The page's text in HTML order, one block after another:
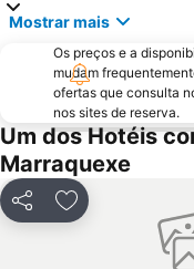
Avenue Mohammed V
Madrasa Ben Youssef
Oasiria Water Park
Belbekkar
Mostrar mais
Os preços e a
mudam
ofertas que consulta
nos sites de reserva.
Um dos Hotéis
Marraquexe
PartilharAdicionar aos